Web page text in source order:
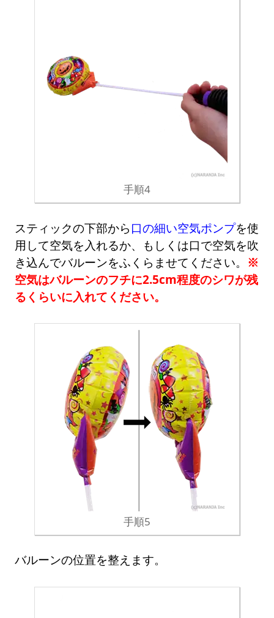
手順4
スティックの下部から 口の細い空気ポンプを使
用して空気を入れるか、もしくは口で空気を吹
き込んでバルーンをふくらませてください。 ※
空気はバルーンのフチに2.5cm程度のシワが残
るくらいに入れてください。
手順5
バルーンの位置を整えます。